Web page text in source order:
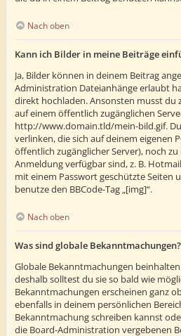
Nach oben
Kann ich Bilder in meine Beiträge
Ja, Bilder können in deinem Beitrag
Administration Dateianhänge erlaubt
direkt hochladen. Ansonsten musst du
auf einem öffentlich zugänglichen
http://www.domain.tld/mein-bild.gif.
verlinken, die sich auf deinem eigenen
öffentlich zugänglicher Server), noch
Anmeldung verfügbar sind, z. B.
mit einem Passwort geschützte Seiten
benutze den BBCode-Tag „[img]“.
Nach oben
Was sind globale Bekanntmachungen?
Globale Bekanntmachungen
deshalb solltest du sie so bald wie
Bekanntmachungen erscheinen ganz
ebenfalls in deinem persönlichen
Bekanntmachung schreiben kannst
die Board-Administration vergebenen